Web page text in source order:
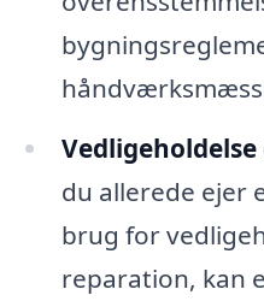
du allerede ejer
brug for
reparation, kan